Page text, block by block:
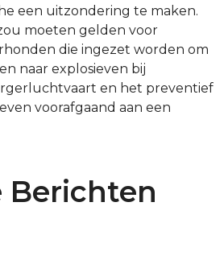
een uitzondering te maken.
moeten gelden voor
die ingezet worden om
naar explosieven bij
en het preventief
voorafgaand aan een
Berichten